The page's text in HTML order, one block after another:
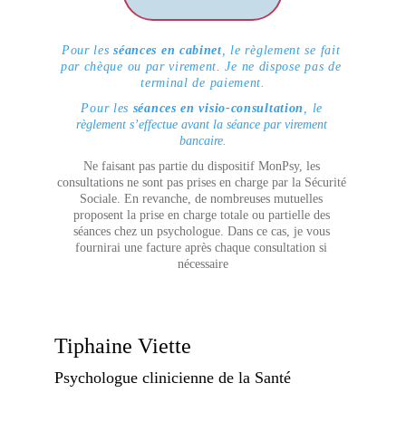
Pour les séances en cabinet, le règlement se fait
par chèque ou par virement. Je ne dispose pas de
terminal de paiement.
Pour les séances en visio-consultation , le
règlement s’effectue avant la séance par virement
bancaire.
Ne faisant pas partie du dispositif MonPsy, les
consultations ne sont pas prises en charge par la Sécurité
Sociale. En revanche, de nombreuses mutuelles
proposent la prise en charge totale ou partielle des
séances chez un psychologue. Dans ce cas, je vous
fournirai une facture après chaque consultation si
nécessaire
Tiphaine Viette
Psychologue clinicienne de la Santé